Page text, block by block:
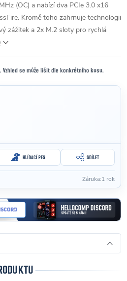
(OC) a nabízí dva PCIe 3.0 x16
Kromě toho zahrnuje technologii
zážitek a 2x M.2 sloty pro rychlá
Vzhled se může lišit dle konkrétního kusu.
HLÍDACÍ PES SDÍLET
Záruka:1 rok